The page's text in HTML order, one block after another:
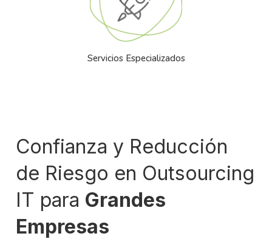
Servicios Especializados
Confianza y Reducción
de Riesgo en Outsourcing
IT para Grandes
Empresas